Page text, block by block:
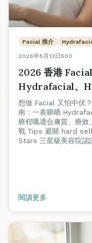
Facial 推介
2026年5月13日500
2026 香港
Hydrafacial、
合你？+ 避開
Tips
想做 Facial 又怕中伏
南：一表睇晒
療程嘅適合膚質、療
戰 Tips 避開 hard
Stars 三星級美容院認
閱讀更多